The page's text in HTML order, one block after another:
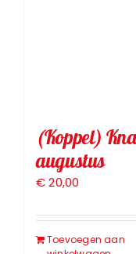
(Koppel)
augustus
€20,00
Toevoegen aan